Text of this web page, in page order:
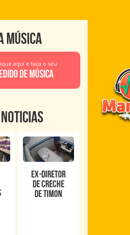
música
aqui e faça o seu
de Música
Ex-diretor
de creche
de Timon